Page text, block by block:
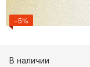
−5%
В наличии